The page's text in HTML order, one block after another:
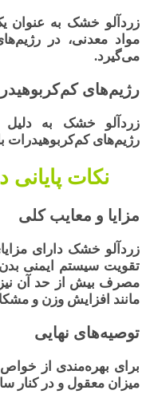
زردآلو خشک به عنوان
مواد معدنی، در
می‌گیرد.
رژیم‌های
زردآلو خشک به دلیل
رژیم‌های کم‌کربوهیدرات
نکات
مزایا و معایب کلی
زردآلو خشک دارای
تقویت سیستم ایمنی
مصرف بیش از حد آن
مانند افزایش وزن و
توصیه‌های نهایی
برای بهره‌مندی از
میزان معقول و در کنار